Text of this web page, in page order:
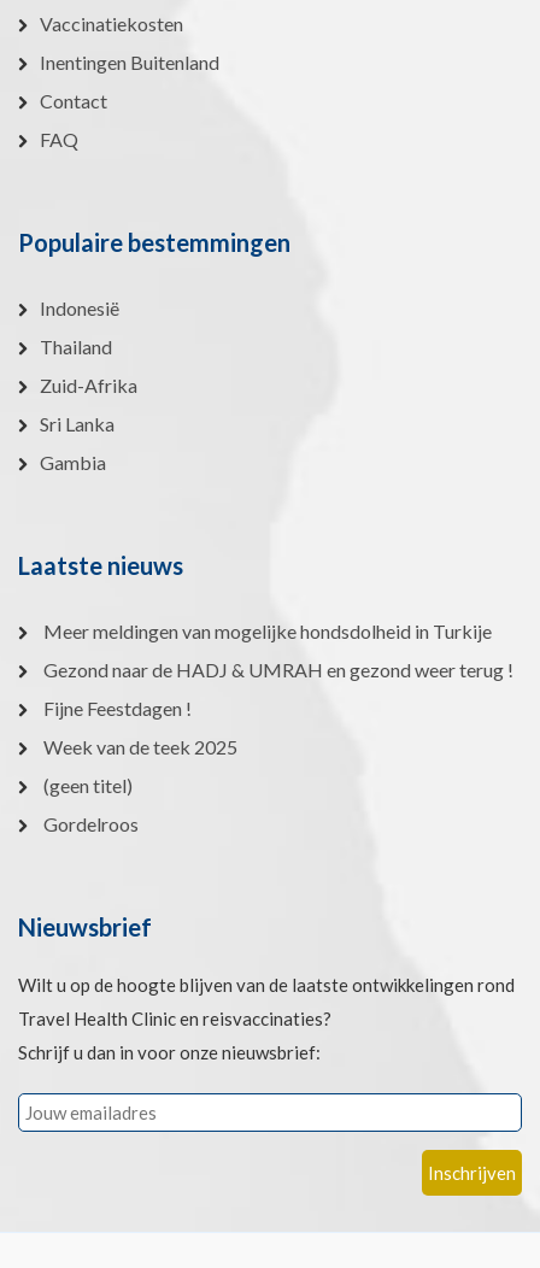
Vaccinatiekosten
Inentingen Buitenland
Contact
FAQ
Populaire bestemmingen
Indonesië
Thailand
Zuid-Afrika
Sri Lanka
Gambia
Laatste nieuws
Meer meldingen van mogelijke hondsdolheid in Turkije
Gezond naar de HADJ & UMRAH en gezond weer terug !
Fijne Feestdagen !
Week van de teek 2025
(geen titel)
Gordelroos
Nieuwsbrief
Wilt u op de hoogte blijven van de laatste ontwikkelingen rond
Travel Health Clinic en reisvaccinaties?
Schrijf u dan in voor onze nieuwsbrief: